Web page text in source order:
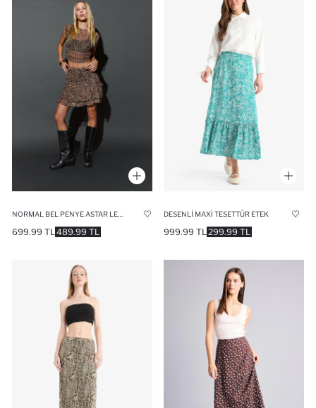
489.99 TL
699.99 TL
DESENLI MAXI TESETTÜR ETEK
299.99 TL
999.99 TL